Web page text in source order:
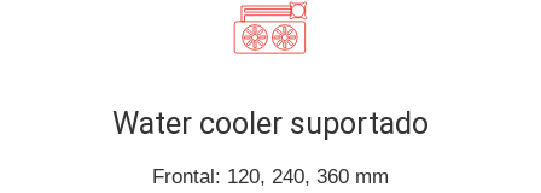
Water cooler suportado
Frontal: 120, 240, 360 mm